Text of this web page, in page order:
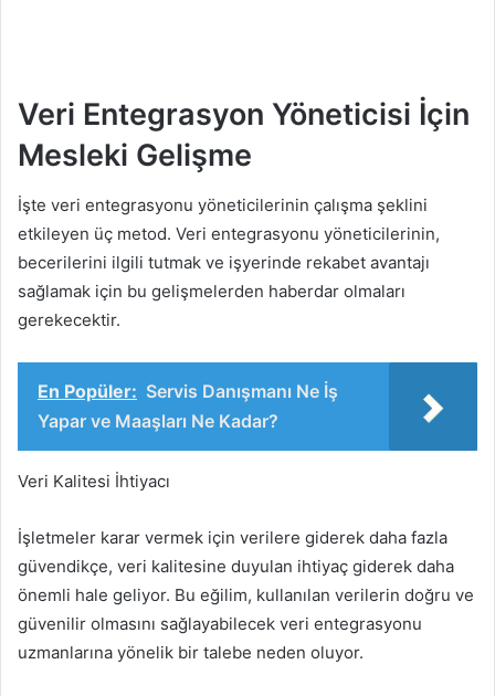
Veri Entegrasyon Yöneticisi İçin
Mesleki Gelişme
İşte veri entegrasyonu yöneticilerinin çalışma şeklini
etkileyen üç metod. Veri entegrasyonu yöneticilerinin,
becerilerini ilgili tutmak ve işyerinde rekabet avantajı
sağlamak için bu gelişmelerden haberdar olmaları
gerekecektir.
En Popüler: Servis Danışmanı Ne İş
Yapar ve Maaşları Ne Kadar?
Veri Kalitesi İhtiyacı
İşletmeler karar vermek için verilere giderek daha fazla
güvendikçe, veri kalitesine duyulan ihtiyaç giderek daha
önemli hale geliyor. Bu eğilim, kullanılan verilerin doğru ve
güvenilir olmasını sağlayabilecek veri entegrasyonu
uzmanlarına yönelik bir talebe neden oluyor.